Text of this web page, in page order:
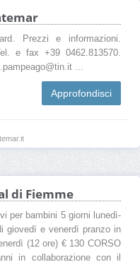
Prezzi e informazioni.
e fax +39 0462.813570.
...
Approfondisci
di Fiemme
per bambini 5 giorni lunedì-
giovedì e venerdì pranzo in
(12 ore) € 130 CORSO
in collaborazione con il